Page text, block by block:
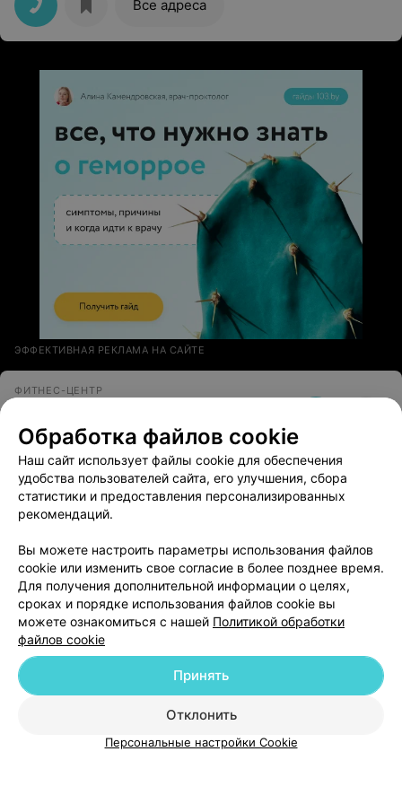
Все адреса
ЭФФЕКТИВНАЯ РЕКЛАМА НА САЙТЕ
ФИТНЕС-ЦЕНТР
Минск, ул. Каменногорская, 70 до 21:00
Добавить компанию
Добавить специалиста
Новости проекта
Размещение рекламы
Медицинский маркетинг
Публичный договор
Обработка файлов cookie
Наш сайт использует файлы cookie для обеспечения
удобства пользователей сайта, его улучшения, сбора
статистики и предоставления персонализированных
рекомендаций.
Вы можете настроить параметры использования файлов
cookie или изменить свое согласие в более позднее время.
Для получения дополнительной информации о целях,
сроках и порядке использования файлов cookie вы
можете ознакомиться с нашей Политикой обработки
файлов cookie
Отклонить
Принять
Персональные настройки Cookie